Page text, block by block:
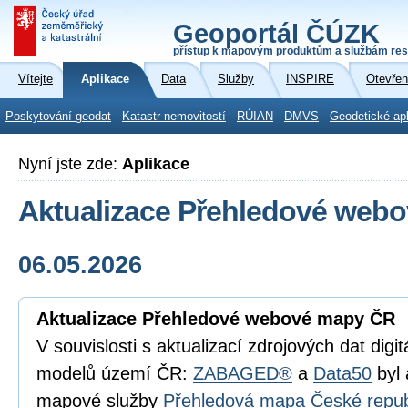
Geoportál ČÚZK
přístup k mapovým produktům a službám
Vítejte Aplikace Data Služby INSPIRE
Poskytování geodat Katastr nemovitostí RÚIAN DMVS Geodetické
Nyní jste zde: Aplikace
Aktualizace Přehledové
06.05.2026
Aktualizace Přehledové webové mapy ČR
V souvislosti s aktualizací zdrojových dat
modelů území ČR: ZABAGED® a Data50 byl
mapové služby Přehledová mapa České